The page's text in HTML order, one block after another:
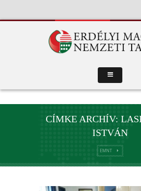
CÍMKE ARCHÍV:
ISTVÁN
EMNT